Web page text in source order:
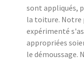
sont appliqués,
la toiture. Notre
expérimenté
appropriées
le démoussage.